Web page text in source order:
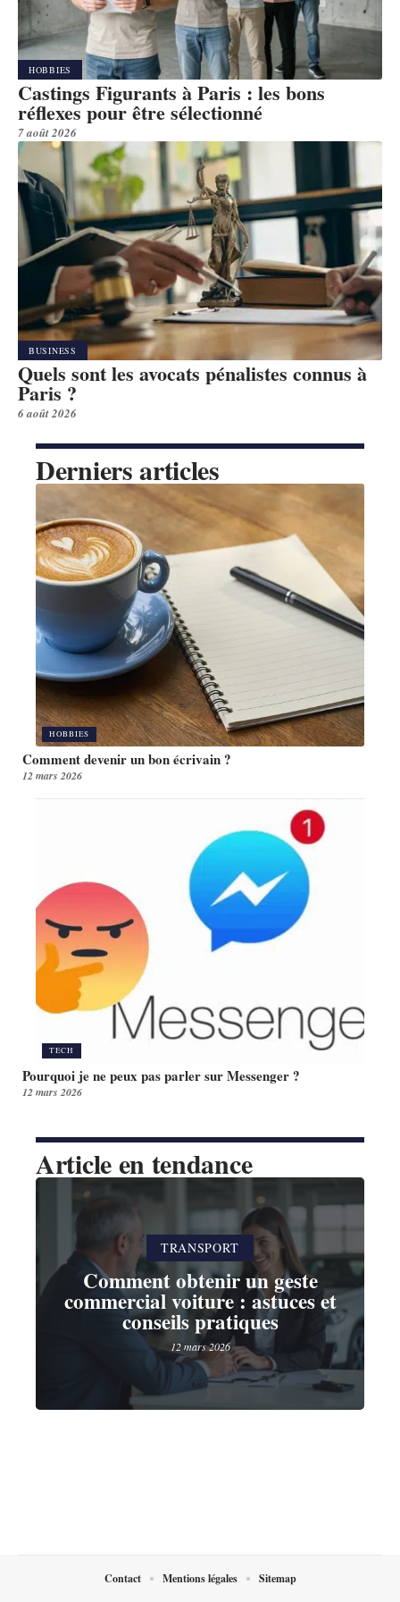
HOBBIES
Castings Figurants à Paris : les bons
réflexes pour être sélectionné
7 août 2026
BUSINESS
Quels sont les avocats pénalistes connus à
Paris ?
6 août 2026
Derniers articles
HOBBIES
Comment devenir un bon écrivain ?
12 mars 2026
TECH
Pourquoi je ne peux pas parler sur Messenger ?
12 mars 2026
Article en tendance
TRANSPORT
Comment obtenir un geste
commercial voiture : astuces et
conseils pratiques
12 mars 2026
Contact Mentions légales Sitemap